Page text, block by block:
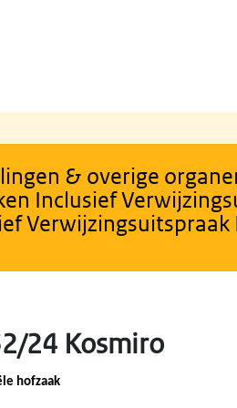
& overige
Inclusief
Verwijzingsuitspraak
24 Kosmiro
hofzaak